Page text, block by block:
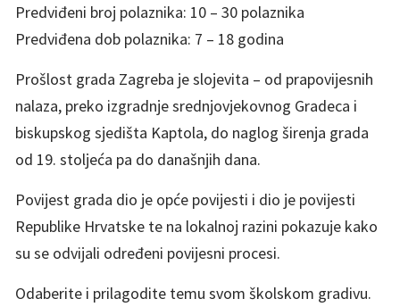
Predviđeni broj polaznika: 10 – 30 polaznika
Predviđena dob polaznika: 7 – 18 godina
Prošlost grada Zagreba je slojevita – od prapovijesnih
nalaza, preko izgradnje srednjovjekovnog Gradeca i
biskupskog sjedišta Kaptola, do naglog širenja grada
od 19. stoljeća pa do današnjih dana.
Povijest grada dio je opće povijesti i dio je povijesti
Republike Hrvatske te na lokalnoj razini pokazuje kako
su se odvijali određeni povijesni procesi.
Odaberite i prilagodite temu svom školskom gradivu.